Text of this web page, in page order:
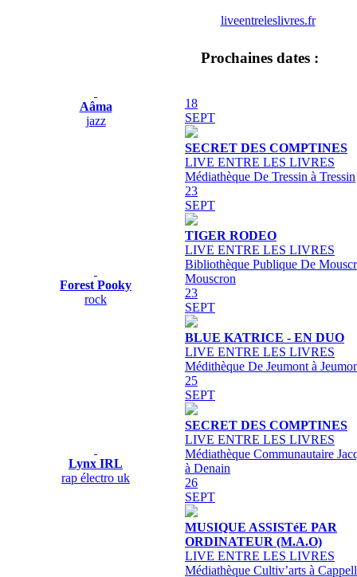
Aâma
jazz
Forest Pooky
rock
Lynx IRL
rap électro uk
liveentreleslivres.fr
Prochaines dates :
18
SEPT
SECRET DES COMPTINES
LIVE ENTRE LES LIVRES
Médiathèque De Tressin à Tressin
23
SEPT
TIGER RODEO
LIVE ENTRE LES LIVRES
Bibliothèque Publique De
Mouscron
23
SEPT
BLUE KATRICE - EN DUO
LIVE ENTRE LES LIVRES
Médithèque De Jeumont à
25
SEPT
SECRET DES COMPTINES
LIVE ENTRE LES LIVRES
Médiathèque Communautaire
à Denain
26
SEPT
MUSIQUE ASSISTéE PAR
ORDINATEUR (M.A.O)
LIVE ENTRE LES LIVRES
Médiathèque Cultiv’arts à